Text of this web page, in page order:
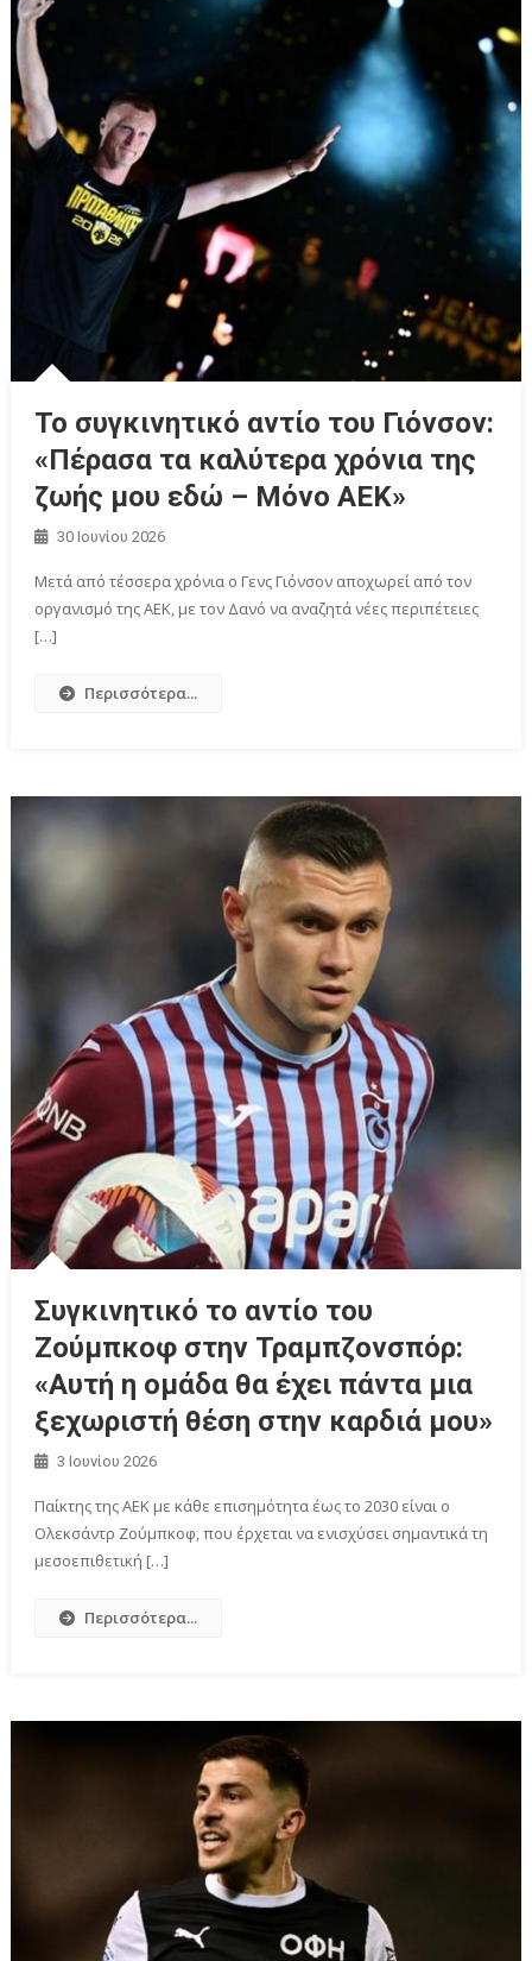
Το συγκινητικό αντίο του Γιόνσον:
«Πέρασα τα καλύτερα χρόνια της
ζωής μου εδώ – Μόνο ΑΕΚ»
30 Ιουνίου 2026
Μετά από τέσσερα χρόνια ο Γενς Γιόνσον αποχωρεί από τον
οργανισμό της ΑΕΚ, με τον Δανό να αναζητά νέες περιπέτειες
[…]
Περισσότερα...
Συγκινητικό το αντίο του
Ζούμπκοφ στην Τραμπζονσπόρ:
«Αυτή η ομάδα θα έχει πάντα μια
ξεχωριστή θέση στην καρδιά μου»
3 Ιουνίου 2026
Παίκτης της ΑΕΚ με κάθε επισημότητα έως το 2030 είναι ο
Ολεκσάντρ Ζούμπκοφ, που έρχεται να ενισχύσει σημαντικά τη
μεσοεπιθετική […]
Περισσότερα...